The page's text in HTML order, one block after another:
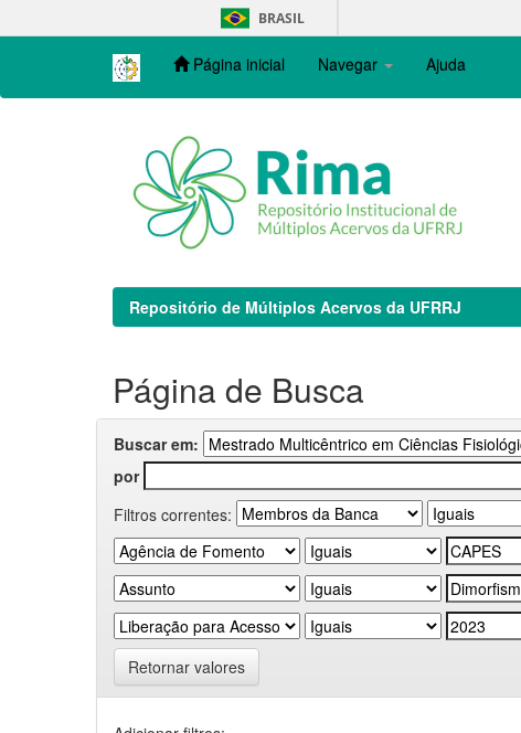
navigation
BRASIL
Página inicial Navegar Ajuda
Repositório de Múltiplos Acervos da UFRRJ
Página de Busca
Buscar em:
por
Filtros correntes:
Retornar valores